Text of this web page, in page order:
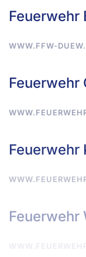
Feuerwehr
WWW.FFW-
Feuerwehr
Feuerwehr
Feuerwehr